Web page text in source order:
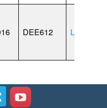
DEE612 Lattes